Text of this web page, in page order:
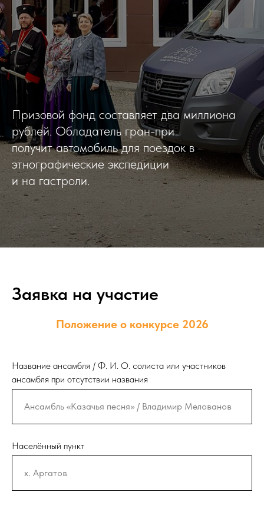
Призовой фонд составляет два миллиона
рублей. Обладатель гран-при
получит автомобиль для поездок в
этнографические экспедиции
и на гастроли.
Заявка на участие
Положение о конкурсе 2026
Название ансамбля / Ф. И. О. солиста или участников
ансамбля при отсутствии названия
Населённый пункт